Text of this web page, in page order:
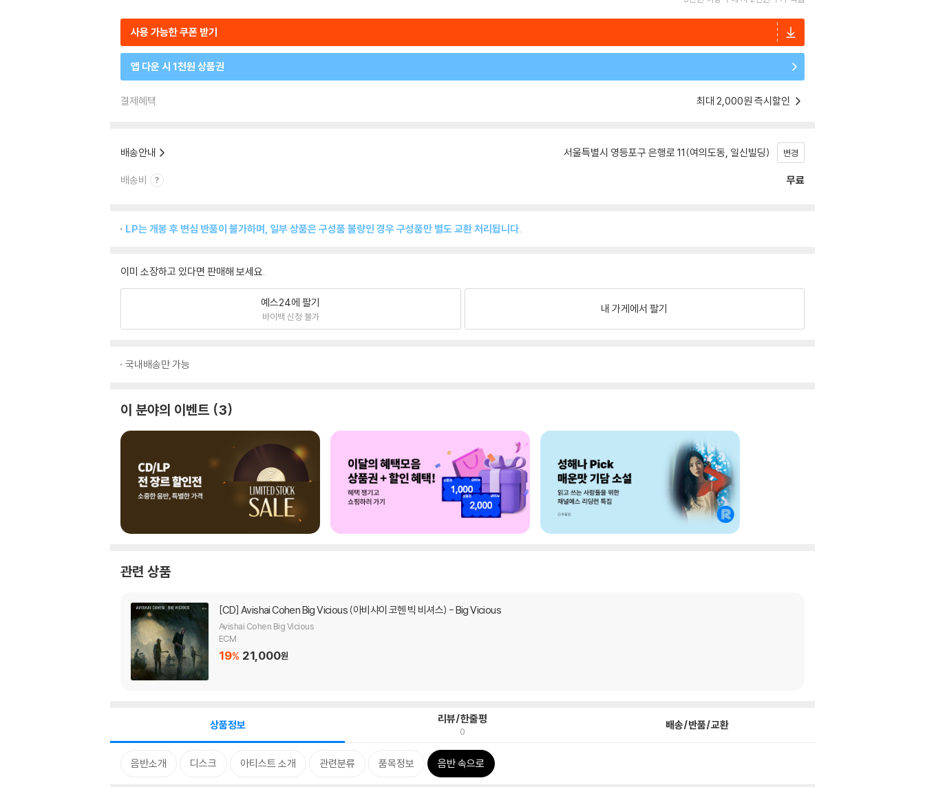
사용 가능한 쿠폰 받기
앱 다운 시 1천원 상품권
결제혜택 최대 2,000원 즉시할인
배송안내 서울특별시 영등포구 은행로 11(여의도동, 일신빌딩) 변경
배송비 무료
LP는 개봉 후 변심 반품이 불가하며, 일부 상품은 구성품 불량인 경우 구성품만 별도 교환 처리됩니다.
이미 소장하고 있다면 판매해 보세요.
예스24에 팔기
바이백 신청 불가
내 가게에서 팔기
국내배송만 가능
이 분야의 이벤트 3
관련 상품
[CD] Avishai Cohen Big Vicious (아비샤이 코헨 빅 비셔스) - Big Vicious
Avishai Cohen Big Vicious
ECM
19% 21,000원
상품정보 리뷰/한줄평
0 배송/반품/교환
음반소개 디스크 아티스트 소개 관련분류 품목정보 음반 속으로